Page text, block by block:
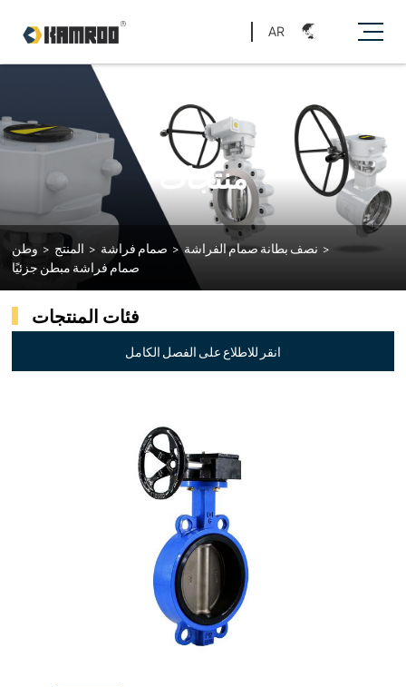
AR
منتجات
وطن > المنتج > صمام فراشة > نصف بطانة صمام الفراشة >
صمام فراشة مبطن جزئيًا
فئات المنتجات
انقر للاطلاع على الفصل الكامل